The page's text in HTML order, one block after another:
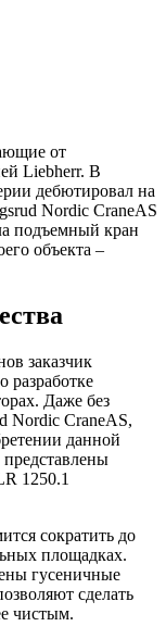
от
Liebherr. В
дебютировал на
Nordic CraneAS
подъемный кран
объекта –
заказчик
Даже без
Nordic CraneAS,
данной
1250.1
сократить до
площадках.
гусеничные
сделать
чистым.